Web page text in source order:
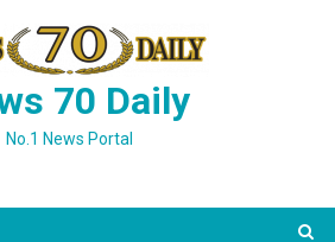
70 Daily
No.1 News Portal